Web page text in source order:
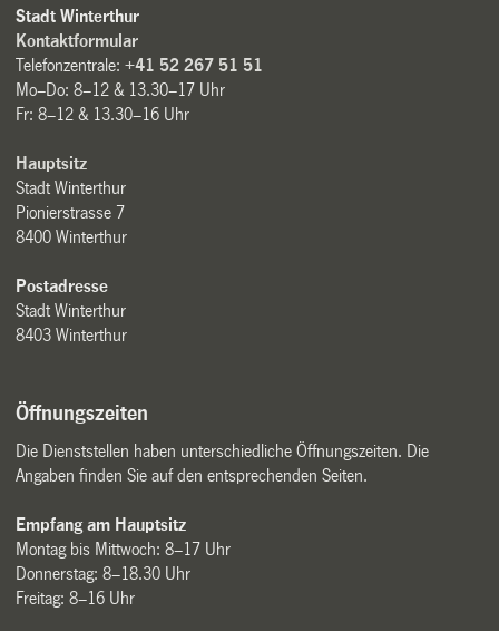
Stadt Winterthur
Kontaktformular
Telefonzentrale:+41 52 267 51 51
Mo–Do: 8–12 & 13.30–17 Uhr
Fr: 8–12 & 13.30–16 Uhr
Hauptsitz
Stadt Winterthur
Pionierstrasse 7
8400 Winterthur
Postadresse
Stadt Winterthur
8403 Winterthur
Öffnungszeiten
Die Dienststellen haben unterschiedliche Öffnungszeiten. Die
Angaben finden Sie auf den entsprechenden Seiten.
Empfang am Hauptsitz
Montag bis Mittwoch: 8–17 Uhr
Donnerstag: 8–18.30 Uhr
Freitag: 8–16 Uhr